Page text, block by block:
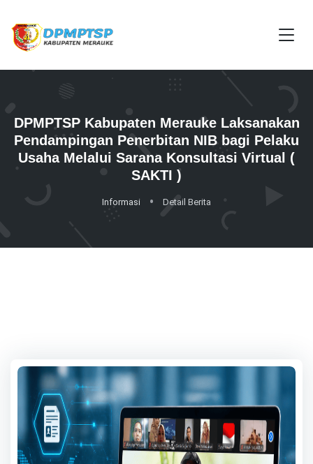
DPMPTSP Kabupaten Merauke Laksanakan
Pendampingan Penerbitan NIB bagi Pelaku
Usaha Melalui Sarana Konsultasi Virtual (
SAKTI )
Informasi Detail Berita